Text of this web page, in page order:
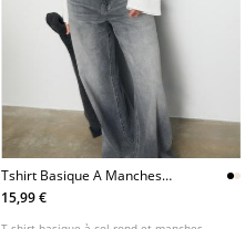
Tshirt Basique A Manches
Evasees
15,99 €